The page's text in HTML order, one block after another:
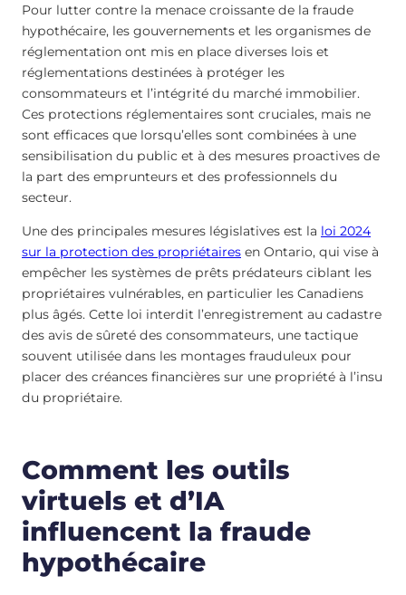
Pour lutter contre la menace croissante de la fraude
hypothécaire, les gouvernements et les organismes de
réglementation ont mis en place diverses lois et
réglementations destinées à protéger les
consommateurs et l’intégrité du marché immobilier.
Ces protections réglementaires sont cruciales, mais ne
sont efficaces que lorsqu’elles sont combinées à une
sensibilisation du public et à des mesures proactives de
la part des emprunteurs et des professionnels du
secteur.
Une des principales mesures législatives est la loi 2024
sur la protection des propriétaires en Ontario, qui vise à
empêcher les systèmes de prêts prédateurs ciblant les
propriétaires vulnérables, en particulier les Canadiens
plus âgés. Cette loi interdit l’enregistrement au cadastre
des avis de sûreté des consommateurs, une tactique
souvent utilisée dans les montages frauduleux pour
placer des créances financières sur une propriété à l’insu
du propriétaire.
Comment les outils
virtuels et d’IA
influencent la fraude
hypothécaire